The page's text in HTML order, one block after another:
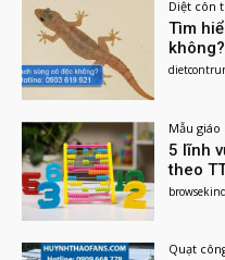
Diệt côn
Tìm
không?
Mẫu giáo
5 lĩnh
theo
Quạt